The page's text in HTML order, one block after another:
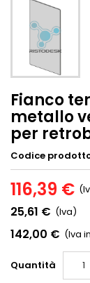
Fianco
metallo
per
Codice
116,39 €
25,61 € (Iva)
142,00 € (Iva
Quantità